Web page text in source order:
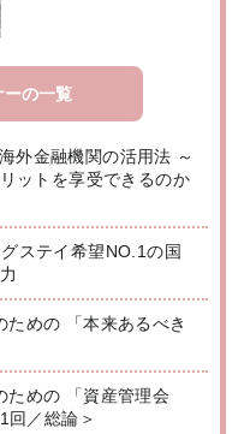
ーの一覧
外金融機関の活用法 ～
ットを享受できるのか
ステイ希望NO.1の国
めの 「本来あるべき
ための 「資産管理会
回／総論＞